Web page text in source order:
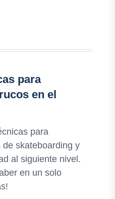
para
en el
para
skateboarding y
al siguiente nivel.
en un solo